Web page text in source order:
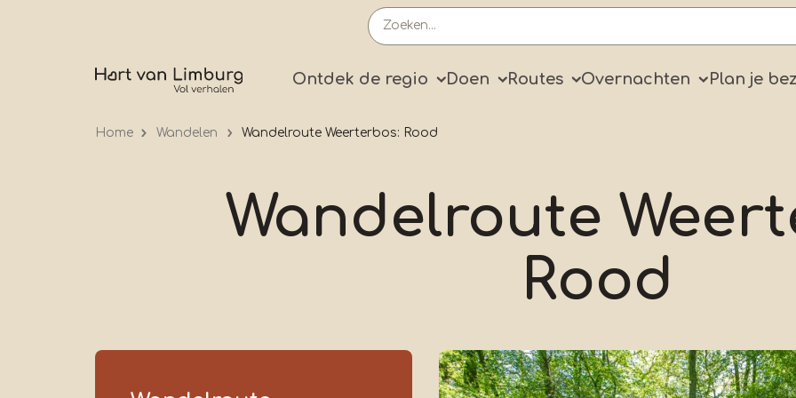
Primary
Ontdek de regio Doen Routes Overnachten Plan je
Home Wandelen Wandelroute Weerterbos: Rood
Wandelroute
Rood